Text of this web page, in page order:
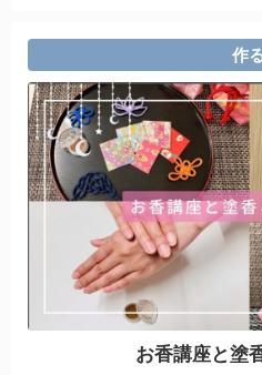
作
お香講座と塗